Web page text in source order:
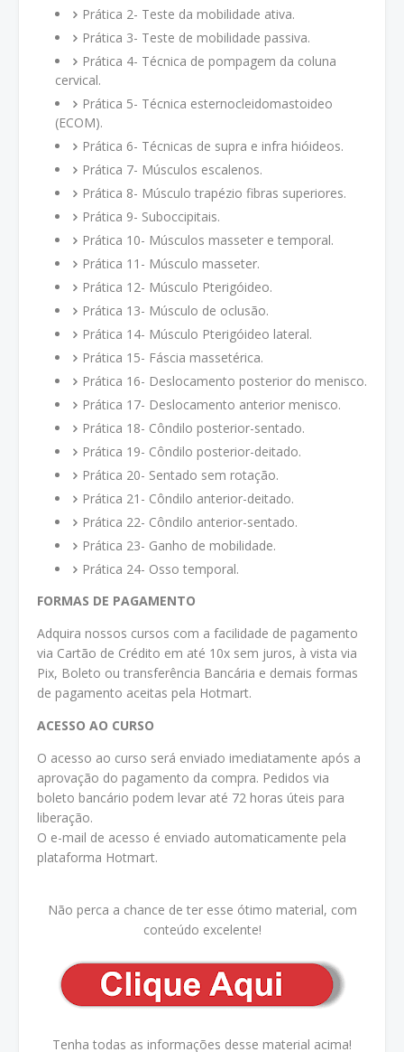
Prática 2- Teste da mobilidade ativa.
Prática 3- Teste de mobilidade passiva.
Prática 4- Técnica de pompagem da coluna
cervical.
Prática 5- Técnica esternocleidomastoideo
(ECOM).
Prática 6- Técnicas de supra e infra hióideos.
Prática 7- Músculos escalenos.
Prática 8- Músculo trapézio fibras superiores.
Prática 9- Suboccipitais.
Prática 10- Músculos masseter e temporal.
Prática 11- Músculo masseter.
Prática 12- Músculo Pterigóideo.
Prática 13- Músculo de oclusão.
Prática 14- Músculo Pterigóideo lateral.
Prática 15- Fáscia massetérica.
Prática 16- Deslocamento posterior do menisco.
Prática 17- Deslocamento anterior menisco.
Prática 18- Côndilo posterior-sentado.
Prática 19- Côndilo posterior-deitado.
Prática 20- Sentado sem rotação.
Prática 21- Côndilo anterior-deitado.
Prática 22- Côndilo anterior-sentado.
Prática 23- Ganho de mobilidade.
Prática 24- Osso temporal.
FORMAS DE PAGAMENTO
Adquira nossos cursos com a facilidade de pagamento
via Cartão de Crédito em até 10x sem juros, à vista via
Pix, Boleto ou transferência Bancária e demais formas
de pagamento aceitas pela Hotmart.
ACESSO AO CURSO
O acesso ao curso será enviado imediatamente após a
aprovação do pagamento da compra. Pedidos via
boleto bancário podem levar até 72 horas úteis para
liberação.
O e-mail de acesso é enviado automaticamente pela
plataforma Hotmart.
Não perca a chance de ter esse ótimo material, com
conteúdo excelente!
Tenha todas as informações desse material acima!